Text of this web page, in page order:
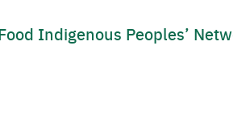
Indigenous Peoples’